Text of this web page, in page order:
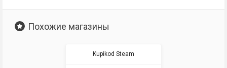
Похожие магазины
Kupikod Steam